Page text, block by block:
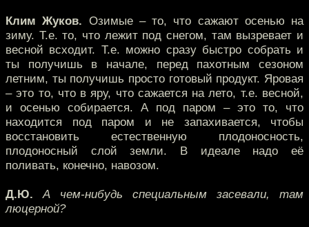
Клим Жуков. Озимые – то, что сажают осенью на
зиму. Т.е. то, что лежит под снегом, там вызревает и
весной всходит. Т.е. можно сразу быстро собрать и
ты получишь в начале, перед пахотным сезоном
летним, ты получишь просто готовый продукт. Яровая
– это то, что в яру, что сажается на лето, т.е. весной,
и осенью собирается. А под паром – это то, что
находится под паром и не запахивается, чтобы
восстановить естественную плодоносность,
плодоносный слой земли. В идеале надо её
поливать, конечно, навозом.
Д.Ю. А чем-нибудь специальным засевали, там
люцерной?